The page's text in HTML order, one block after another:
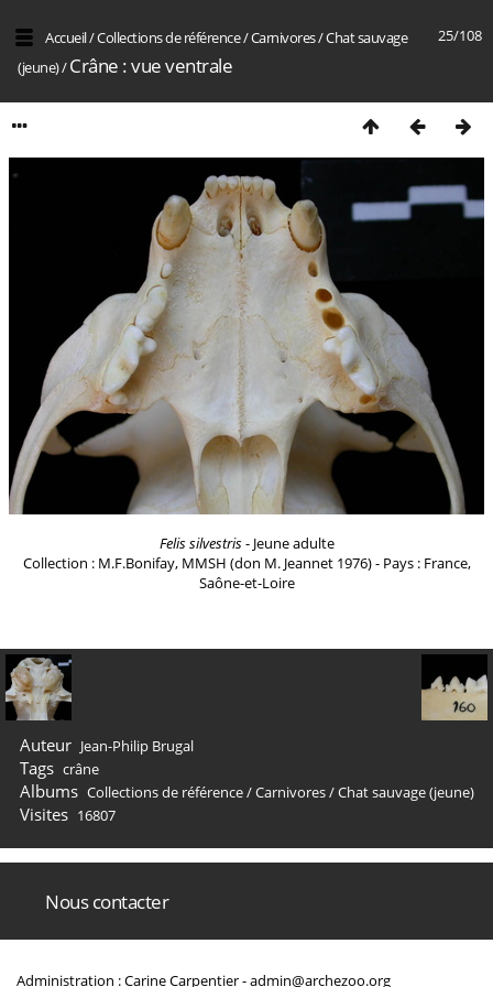
25/108
Accueil/Collections de référence/Carnivores/Chat sauvage
(jeune)/Crâne : vue ventrale
Felis silvestris- Jeune adulte
Collection : M.F.Bonifay, MMSH (don M. Jeannet 1976) - Pays : France,
Saône-et-Loire
Auteur Jean-Philip Brugal
Tags crâne
Albums Collections de référence/Carnivores/Chat sauvage (jeune)
Visites 16807
Nous contacter
Administration : Carine Carpentier -admin@archezoo.org